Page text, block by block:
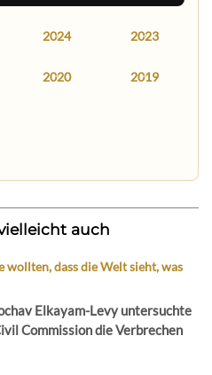
2024 2023
2020 2019
auch
wollten, dass die Welt sieht, was
Elkayam-Levy untersuchte
Commission die Verbrechen